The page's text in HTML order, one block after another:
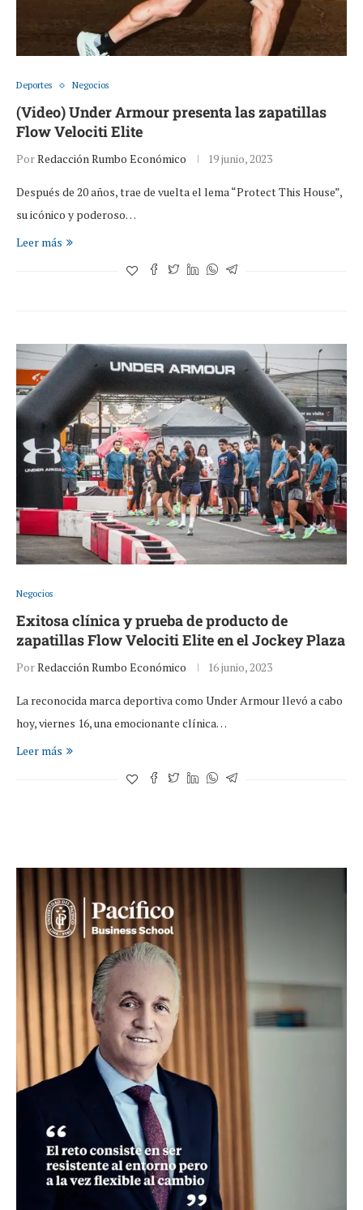
Deportes Negocios
(Video) Under Armour presenta las zapatillas
Flow Velociti Elite
PorRedacción Rumbo Económico 19 junio, 2023
Después de 20 años, trae de vuelta el lema “Protect This House”,
su icónico y poderoso…
Leer más
Negocios
Exitosa clínica y prueba de producto de
zapatillas Flow Velociti Elite en el Jockey Plaza
PorRedacción Rumbo Económico 16 junio, 2023
La reconocida marca deportiva como Under Armour llevó a cabo
hoy, viernes 16, una emocionante clínica…
Leer más